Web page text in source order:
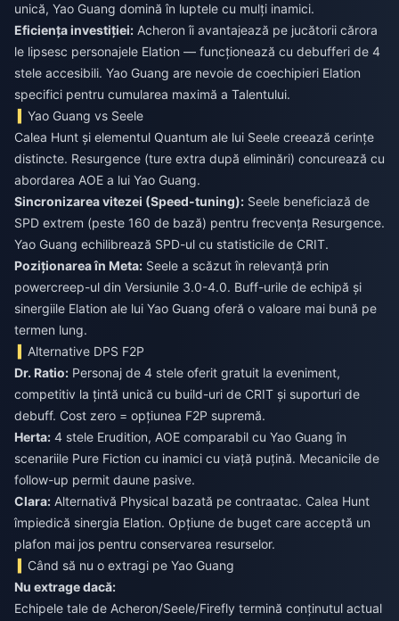
unică, Yao Guang domină în luptele cu mulți inamici.
Eficiența investiției: Acheron îi avantajează pe jucătorii cărora
le lipsesc personajele Elation — funcționează cu debufferi de 4
stele accesibili. Yao Guang are nevoie de coechipieri Elation
specifici pentru cumularea maximă a Talentului.
Yao Guang vs Seele
Calea Hunt și elementul Quantum ale lui Seele creează cerințe
distincte. Resurgence (ture extra după eliminări) concurează cu
abordarea AOE a lui Yao Guang.
Sincronizarea vitezei (Speed-tuning): Seele beneficiază de
SPD extrem (peste 160 de bază) pentru frecvența Resurgence.
Yao Guang echilibrează SPD-ul cu statisticile de CRIT.
Poziționarea în Meta: Seele a scăzut în relevanță prin
powercreep-ul din Versiunile 3.0-4.0. Buff-urile de echipă și
sinergiile Elation ale lui Yao Guang oferă o valoare mai bună pe
termen lung.
Alternative DPS F2P
Dr. Ratio: Personaj de 4 stele oferit gratuit la eveniment,
competitiv la țintă unică cu build-uri de CRIT și suporturi de
debuff. Cost zero = opțiunea F2P supremă.
Herta: 4 stele Erudition, AOE comparabil cu Yao Guang în
scenariile Pure Fiction cu inamici cu viață puțină. Mecanicile de
follow-up permit daune pasive.
Clara: Alternativă Physical bazată pe contraatac. Calea Hunt
împiedică sinergia Elation. Opțiune de buget care acceptă un
plafon mai jos pentru conservarea resurselor.
Când să nu o extragi pe Yao Guang
Nu extrage dacă:
Echipele tale de Acheron/Seele/Firefly termină conținutul actual